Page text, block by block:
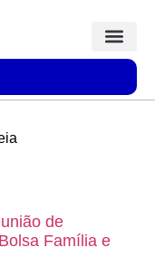
de
Família e